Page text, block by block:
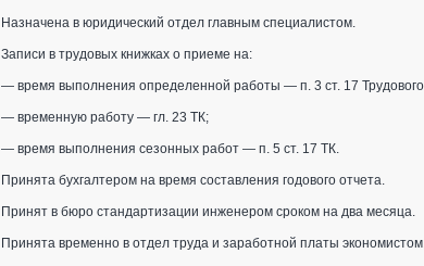
Назначена в юридический отдел главным специалистом.
Записи в трудовых книжках о приеме на:
— время выполнения определенной работы — п. 3 ст. 17
— временную работу — гл. 23 ТК;
— время выполнения сезонных работ — п. 5 ст. 17 ТК.
Принята бухгалтером на время составления годового отчета.
Принят в бюро стандартизации инженером сроком на два месяца.
Принята временно в отдел труда и заработной платы